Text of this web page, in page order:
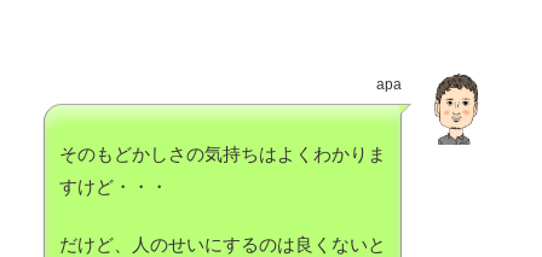
apa
そのもどかしさの気持ちはよくわかりま
すけど・・・
だけど、人のせいにするのは良くないと